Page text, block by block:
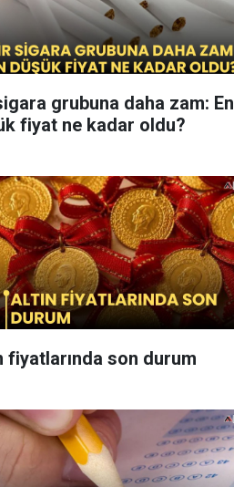
grubuna daha zam: En
fiyat ne kadar oldu?
fiyatlarında son durum